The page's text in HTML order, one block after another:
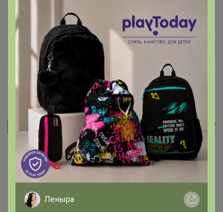
Это займет меньше минуты
Войти Зарегистрироваться
Реклама
Как здесь все устроено?
Как сделать заказ?
Как получить?
Леныра